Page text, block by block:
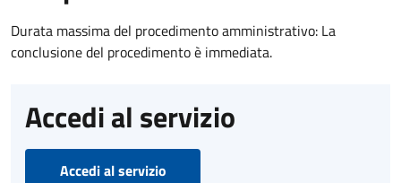
Durata massima del procedimento amministrativo: La
conclusione del procedimento è immediata.
Accedi al servizio
Accedi al servizio